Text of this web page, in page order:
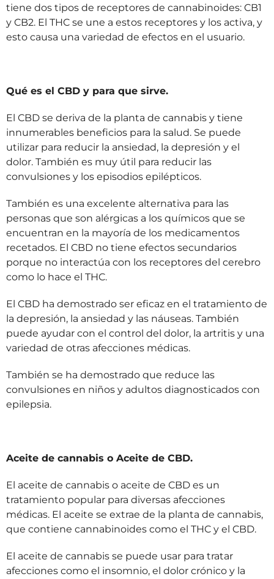
tiene dos tipos de receptores de cannabinoides: CB1
y CB2. El THC se une a estos receptores y los activa, y
esto causa una variedad de efectos en el usuario.
Qué es el CBD y para que sirve.
El CBD se deriva de la planta de cannabis y tiene
innumerables beneficios para la salud. Se puede
utilizar para reducir la ansiedad, la depresión y el
dolor. También es muy útil para reducir las
convulsiones y los episodios epilépticos.
También es una excelente alternativa para las
personas que son alérgicas a los químicos que se
encuentran en la mayoría de los medicamentos
recetados. El CBD no tiene efectos secundarios
porque no interactúa con los receptores del cerebro
como lo hace el THC.
El CBD ha demostrado ser eficaz en el tratamiento de
la depresión, la ansiedad y las náuseas. También
puede ayudar con el control del dolor, la artritis y una
variedad de otras afecciones médicas.
También se ha demostrado que reduce las
convulsiones en niños y adultos diagnosticados con
epilepsia.
Aceite de cannabis o Aceite de CBD.
El aceite de cannabis o aceite de CBD es un
tratamiento popular para diversas afecciones
médicas. El aceite se extrae de la planta de cannabis,
que contiene cannabinoides como el THC y el CBD.
El aceite de cannabis se puede usar para tratar
afecciones como el insomnio, el dolor crónico y la